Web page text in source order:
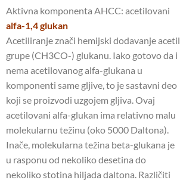
Aktivna komponenta AHCC: acetilovani
alfa-1,4 glukan
Acetiliranje znači hemijski dodavanje acetil
grupe (CH3CO-) glukanu. Iako gotovo da i
nema acetilovanog alfa-glukana u
komponenti same gljive, to je sastavni deo
koji se proizvodi uzgojem gljiva. Ovaj
acetilovani alfa-glukan ima relativno malu
molekularnu težinu (oko 5000 Daltona).
Inače, molekularna težina beta-glukana je
u rasponu od nekoliko desetina do
nekoliko stotina hiljada daltona. Različiti